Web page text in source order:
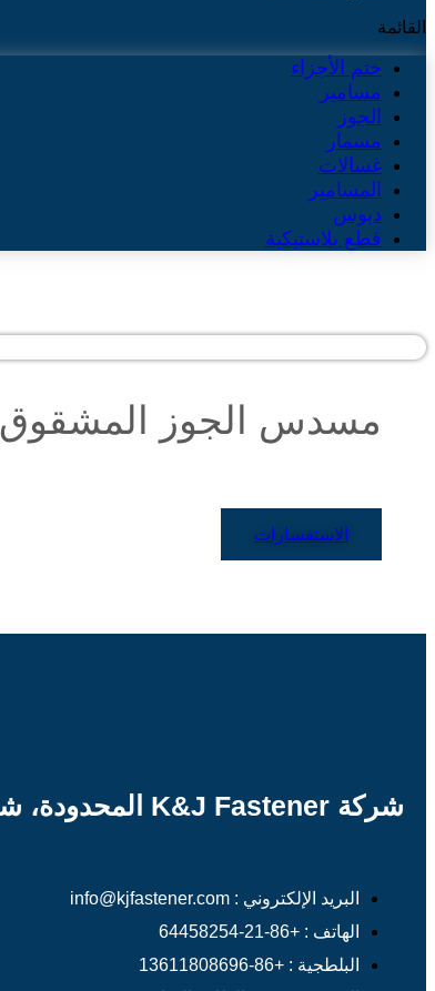
القائمة
ختم الأجزاء
مسامير
الجوز
مسمار
غسالات
المسامير
دبوس
قطع بلاستيكية
مسدس الجوز المشقوق
الاستفسارات
شركة K&J Fastener المحدودة، شنغهاي
البريد الإلكتروني : info@kjfastener.com
الهاتف : +86-21-64458254
البلطجية : +86-13611808696